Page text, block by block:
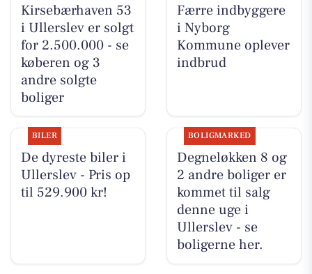
Kirsebærhaven 53
i Ullerslev er solgt
for 2.500.000 - se
køberen og 3
andre solgte
boliger
Færre indbyggere
i Nyborg
Kommune oplever
indbrud
BILER
De dyreste biler i
Ullerslev - Pris op
til 529.900 kr!
BOLIGMARKED
Degneløkken 8 og
2 andre boliger er
kommet til salg
denne uge i
Ullerslev - se
boligerne her.